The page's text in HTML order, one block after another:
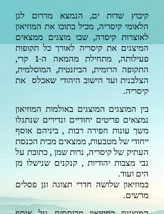
קיבוץ שדות ים, הנמצא מדרום לגן
הלאומי קיסריה, מכיל בתוכו את המוזיאון
לאוצרות קיסרה, שבו מוצגים ממצאים
המיצגים את קיסריה לאורך כל תקופות
פעילותה, מתחילת מהמאה ה-1
קרי,
התקופה הרומית, הביזנטית, המוסלמית,
הצלבנית ועד הישוב היהודי שאכלס את
קיסריה.
בין המוצגים המוצגים באולמות המוזיאון
נמצאים פריטים יחודיים ונדירים שנתגלו
משך עונות חפירה רבות , ביניהם אוסף
ייחודי של מטבעות, ממצאים מבית הכנסת
העתיק של קיסריה, נרות שמן , כתובת על
גבי מצבות יהודיות , קנקנים שנישלו מן
הים ועוד.
במוזיאון שלושה חדרי תצוגה וגן פסלים
מרשים.